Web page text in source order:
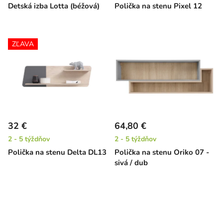
Detská izba Lotta (béžová) Polička na stenu Pixel 12
ZĽAVA
Polička na stenu Delta DL13
32 €
2 - 5 týždňov
Polička na stenu Oriko 07 -
sivá / dub
64,80 €
2 - 5 týždňov